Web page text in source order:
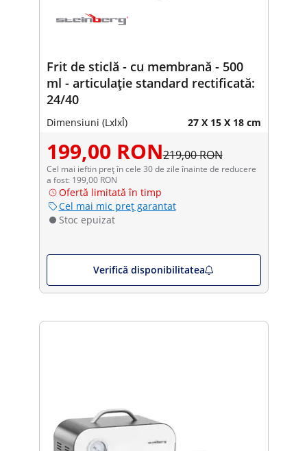
Frit de sticlă - cu membrană - 500
ml - articulație standard rectificată:
24/40
Dimensiuni (LxlxÎ) 27 X 15 X 18 cm
199,00 RON219,00 RON
Cel mai ieftin preț în cele 30 de zile înainte de reducere
a fost: 199,00 RON
Ofertă limitată în timp
Cel mai mic preț garantat
Stoc epuizat
Verifică disponibilitatea